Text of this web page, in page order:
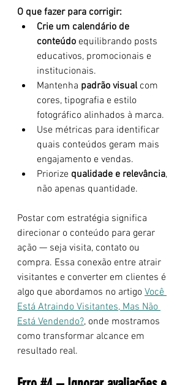
O que fazer para corrigir:
Crie um calendário de
conteúdo equilibrando posts
educativos, promocionais e
institucionais.
Mantenha padrão visual com
cores, tipografia e estilo
fotográfico alinhados à marca.
Use métricas para identificar
quais conteúdos geram mais
engajamento e vendas.
Priorize qualidade e relevância,
não apenas quantidade.
Postar com estratégia significa
direcionar o conteúdo para gerar
ação — seja visita, contato ou
compra. Essa conexão entre atrair
visitantes e converter em clientes é
algo que abordamos no artigo Você
Está Atraindo Visitantes, Mas Não
Está Vendendo?, onde mostramos
como transformar alcance em
resultado real.